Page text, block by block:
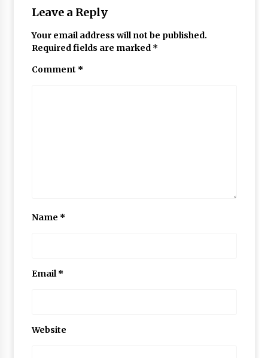
Leave a Reply
Your email address will not be published.
Required fields are marked *
Comment *
Name *
Email*
Website